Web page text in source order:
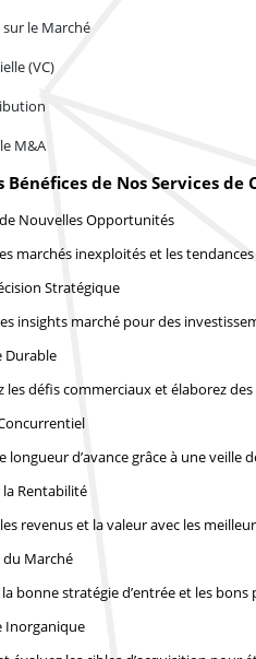
le Marché
(VC)
M&A
Bénéfices de Nos Services de
Nouvelles Opportunités
marchés inexploités et les
Stratégique
insights marché pour des
Durable
les défis commerciaux et élaborez
longueur d’avance grâce à une veille
Rentabilité
revenus et la valeur avec les
du Marché
la bonne stratégie d’entrée et les
Inorganique